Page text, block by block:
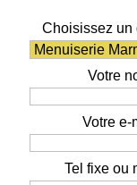
Choisissez un
Votre
Votre e-
Tel fixe ou